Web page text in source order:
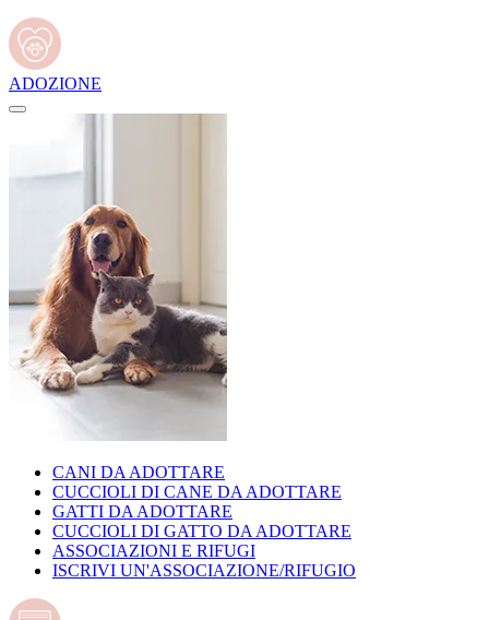
ADOZIONE
CANI DA ADOTTARE
CUCCIOLI DI CANE DA ADOTTARE
GATTI DA ADOTTARE
CUCCIOLI DI GATTO DA ADOTTARE
ASSOCIAZIONI E RIFUGI
ISCRIVI UN'ASSOCIAZIONE/RIFUGIO